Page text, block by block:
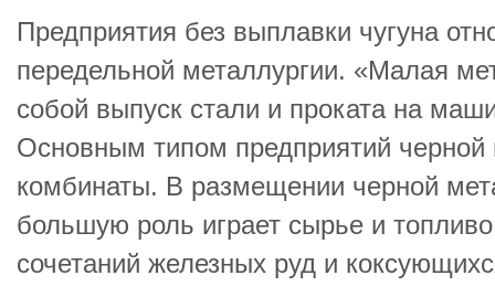
Предприятия без выплавки чугуна
передельной металлургии. «Малая
собой выпуск стали и проката на
Основным типом предприятий черной
комбинаты. В размещении черной
большую роль играет сырье и
сочетаний железных руд и